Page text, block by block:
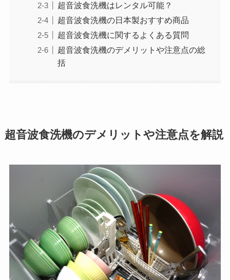
超音波食洗機はレンタル可能？
超音波食洗機の日本製おすすめ商品
超音波食洗機に関するよくある質問
超音波食洗機のデメリットや注意点の総
括
超音波食洗機のデメリットや注意点を解説